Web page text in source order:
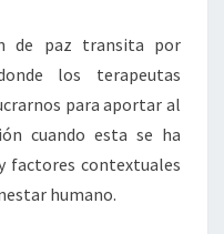
de paz transita por
los terapeutas
para aportar al
cuando esta se ha
factores contextuales
humano.